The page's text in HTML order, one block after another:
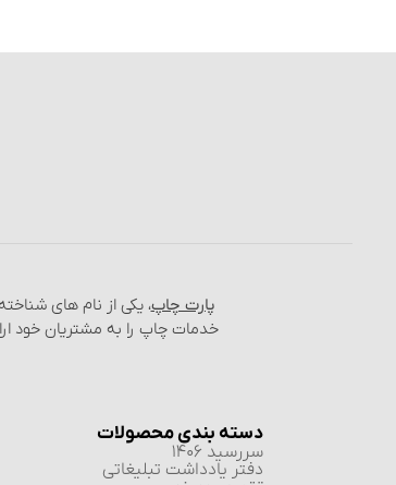
پارت چاپ، یکی از نام‌ های
خدمات چاپ را به مشتریان خود
دسته بندی محصولات
سررسید 1406
دفتر یادداشت تبلیغاتی